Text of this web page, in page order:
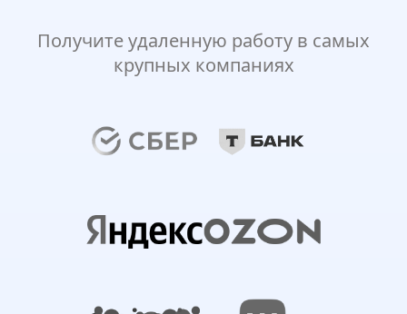
Получите удаленную работу в самых
крупных компаниях